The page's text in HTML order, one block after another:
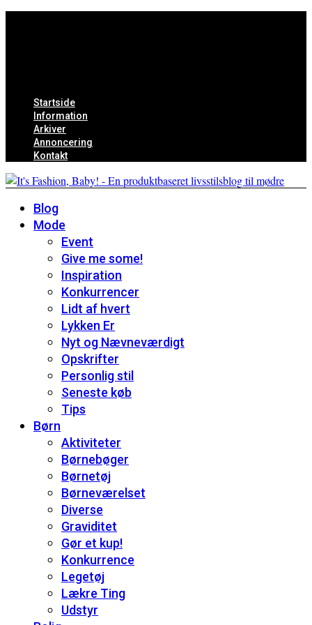
Startside
Information
Arkiver
Annoncering
Kontakt
Blog
Mode
Event
Give me some!
Inspiration
Konkurrencer
Lidt af hvert
Lykken Er
Nyt og Nævneværdigt
Opskrifter
Personlig stil
Seneste køb
Tips
Børn
Aktiviteter
Børnebøger
Børnetøj
Børneværelset
Diverse
Graviditet
Gør et kup!
Konkurrence
Legetøj
Lækre Ting
Udstyr